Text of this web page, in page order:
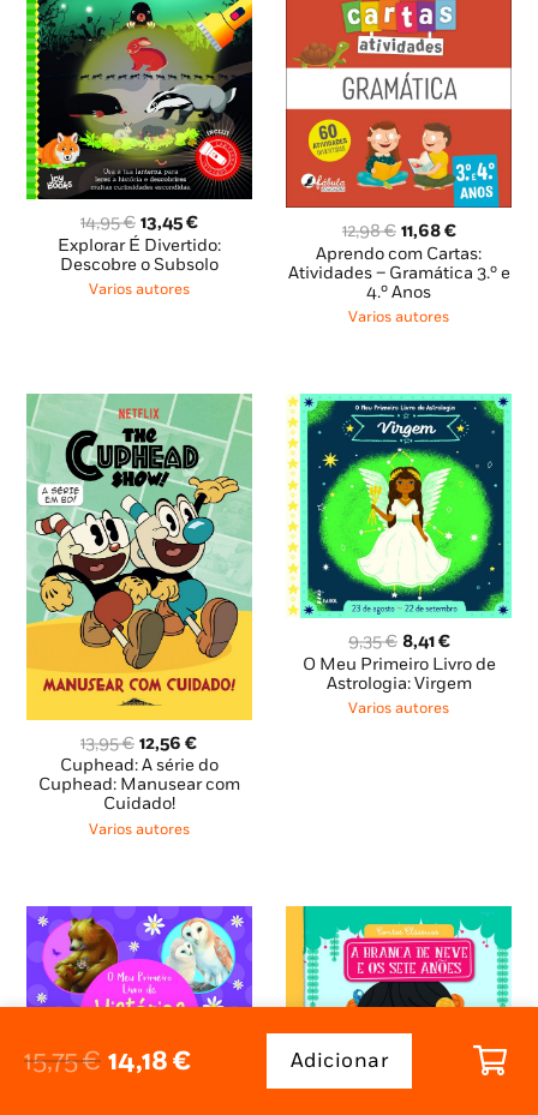
15,75€ O
14,18 €O
preço Quantidade
Adicionar
14,95€ O
preço
original
era:
13,45€O
preço
atual
Explorar É Divertido:
Descobre o Subsolo
Varios autores
12,98€ O
preço
original
era:
12,98 €.
11,68€O
preço
atual
Aprendo com Cartas:
Atividades – Gramática 3.º e
4.º Anos
Varios autores
13,95€ O
preço
original
era:
13,95 €.
12,56€O
preço
atual
Cuphead: A série do
Cuphead: Manusear com
Cuidado!
Varios autores
9,35€ O
preço
original
era:
8,41€O
preço
atual
é:
O Meu Primeiro Livro de
Astrologia: Virgem
Varios autores